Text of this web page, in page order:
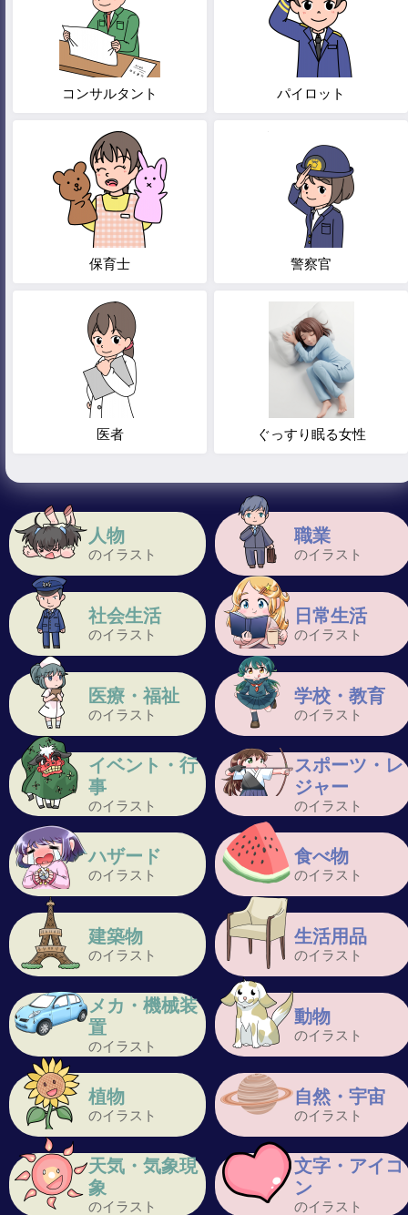
人物
のイラスト
職業
のイラスト
社会生活
のイラスト
日常生活
のイラスト
医療・福祉
のイラスト
学校・教育
のイラスト
イベント・行
事
のイラスト
スポーツ・レ
ジャー
のイラスト
ハザード
のイラスト
食べ物
のイラスト
建築物
のイラスト
生活用品
のイラスト
メカ・機械装
置
のイラスト
動物
のイラスト
植物
のイラスト
自然・宇宙
のイラスト
天気・気象現
象
のイラスト
文字・アイコ
ン
のイラスト
コンサルタント パイロット
保育士 警察官
医者 ぐっすり眠る女性